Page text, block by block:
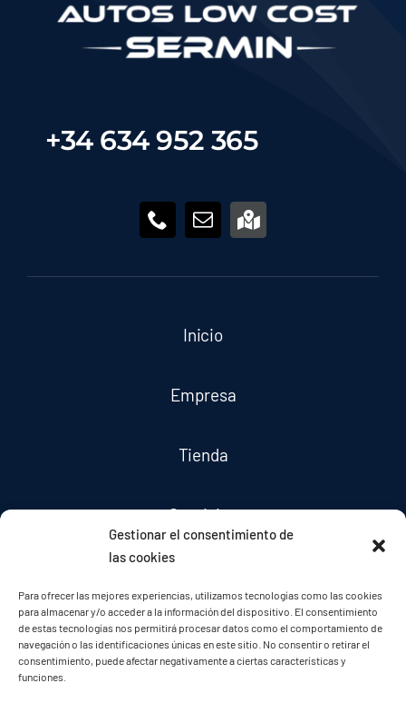
Gestionar el consentimiento de
las cookies
Para ofrecer las mejores experiencias, utilizamos tecnologías como las cookies
para almacenar y/o acceder a la información del dispositivo. El consentimiento
de estas tecnologías nos permitirá procesar datos como el comportamiento de
navegación o las identificaciones únicas en este sitio. No consentir o retirar el
consentimiento, puede afectar negativamente a ciertas características y
funciones.
+34 634 952 365
Inicio
Empresa
Tienda
Servicios
Contacto